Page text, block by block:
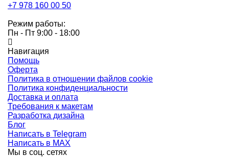
+7 978 160 00 50
Режим работы:
Пн - Пт 9:00 - 18:00
Навигация
Помощь
Оферта
Политика в отношении файлов cookie
Политика конфиденциальности
Доставка и оплата
Требования к макетам
Разработка дизайна
Блог
Написать в Telegram
Написать в MAX
Мы в соц. сетях